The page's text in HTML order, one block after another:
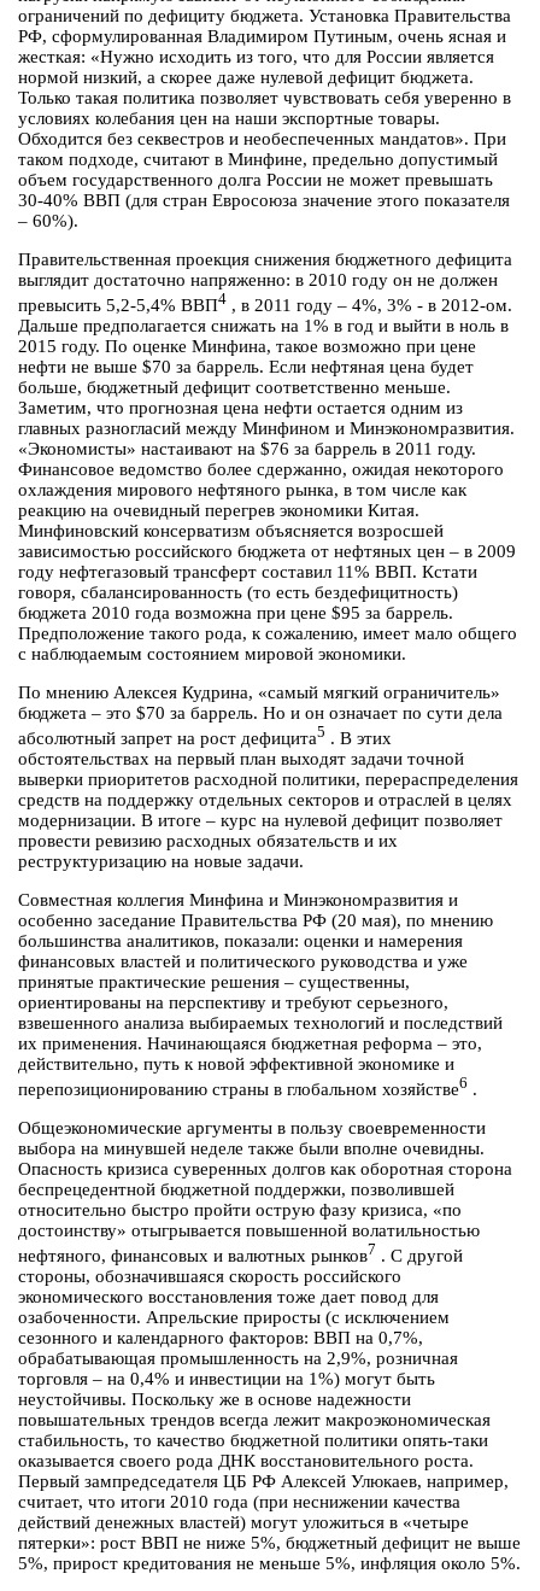
ограничений по дефициту бюджета. Установка Правительства
РФ, сформулированная Владимиром Путиным, очень ясная и
жесткая: «Нужно исходить из того, что для России является
нормой низкий, а скорее даже нулевой дефицит бюджета.
Только такая политика позволяет чувствовать себя уверенно в
условиях колебания цен на наши экспортные товары.
Обходится без секвестров и необеспеченных мандатов». При
таком подходе, считают в Минфине, предельно допустимый
объем государственного долга России не может превышать
30-40% ВВП (для стран Евросоюза значение этого показателя
– 60%).
Правительственная проекция снижения бюджетного дефицита
выглядит достаточно напряженно: в 2010 году он не должен
превысить 5,2-5,4% ВВП4 , в 2011 году – 4%, 3% - в 2012-ом.
Дальше предполагается снижать на 1% в год и выйти в ноль в
2015 году. По оценке Минфина, такое возможно при цене
нефти не выше $70 за баррель. Если нефтяная цена будет
больше, бюджетный дефицит соответственно меньше.
Заметим, что прогнозная цена нефти остается одним из
главных разногласий между Минфином и Минэкономразвития.
«Экономисты» настаивают на $76 за баррель в 2011 году.
Финансовое ведомство более сдержанно, ожидая некоторого
охлаждения мирового нефтяного рынка, в том числе как
реакцию на очевидный перегрев экономики Китая.
Минфиновский консерватизм объясняется возросшей
зависимостью российского бюджета от нефтяных цен – в 2009
году нефтегазовый трансферт составил 11% ВВП. Кстати
говоря, сбалансированность (то есть бездефицитность)
бюджета 2010 года возможна при цене $95 за баррель.
Предположение такого рода, к сожалению, имеет мало общего
с наблюдаемым состоянием мировой экономики.
По мнению Алексея Кудрина, «самый мягкий ограничитель»
бюджета – это $70 за баррель. Но и он означает по сути дела
абсолютный запрет на рост дефицита5 . В этих
обстоятельствах на первый план выходят задачи точной
выверки приоритетов расходной политики, перераспределения
средств на поддержку отдельных секторов и отраслей в целях
модернизации. В итоге – курс на нулевой дефицит позволяет
провести ревизию расходных обязательств и их
реструктуризацию на новые задачи.
Совместная коллегия Минфина и Минэкономразвития и
особенно заседание Правительства РФ (20 мая), по мнению
большинства аналитиков, показали: оценки и намерения
финансовых властей и политического руководства и уже
принятые практические решения – существенны,
ориентированы на перспективу и требуют серьезного,
взвешенного анализа выбираемых технологий и последствий
их применения. Начинающаяся бюджетная реформа – это,
действительно, путь к новой эффективной экономике и
перепозиционированию страны в глобальном хозяйстве6 .
Общеэкономические аргументы в пользу своевременности
выбора на минувшей неделе также были вполне очевидны.
Опасность кризиса суверенных долгов как оборотная сторона
беспрецедентной бюджетной поддержки, позволившей
относительно быстро пройти острую фазу кризиса, «по
достоинству» отыгрывается повышенной волатильностью
нефтяного, финансовых и валютных рынков7 . С другой
стороны, обозначившаяся скорость российского
экономического восстановления тоже дает повод для
озабоченности. Апрельские приросты (с исключением
сезонного и календарного факторов: ВВП на 0,7%,
обрабатывающая промышленность на 2,9%, розничная
торговля – на 0,4% и инвестиции на 1%) могут быть
неустойчивы. Поскольку же в основе надежности
повышательных трендов всегда лежит макроэкономическая
стабильность, то качество бюджетной политики опять-таки
оказывается своего рода ДНК восстановительного роста.
Первый зампредседателя ЦБ РФ Алексей Улюкаев, например,
считает, что итоги 2010 года (при неснижении качества
действий денежных властей) могут уложиться в «четыре
пятерки»: рост ВВП не ниже 5%, бюджетный дефицит не выше
5%, прирост кредитования не меньше 5%, инфляция около 5%.